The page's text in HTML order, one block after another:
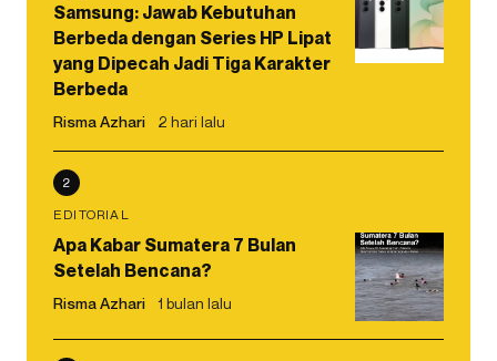
Samsung: Jawab Kebutuhan
Berbeda dengan Series HP Lipat
yang Dipecah Jadi Tiga Karakter
Berbeda
Risma Azhari 2 hari lalu
2
EDITORIAL
Apa Kabar Sumatera 7 Bulan
Setelah Bencana?
Risma Azhari 1 bulan lalu